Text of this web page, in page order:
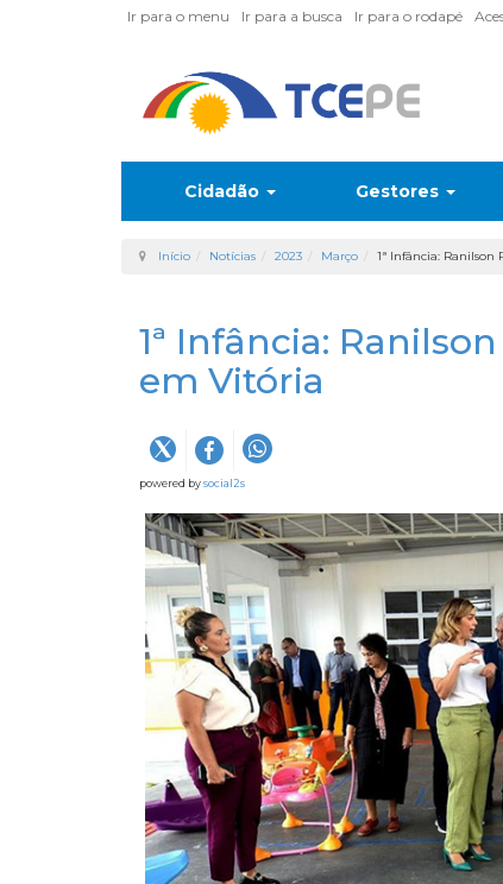
Ir para o menu Ir para a busca Ir para o rodapé
Cidadão Gestores
Início Notícias 2023 Março 1ª Infância: Ranilson
1ª Infância:
em Vitória
powered bysocial2s